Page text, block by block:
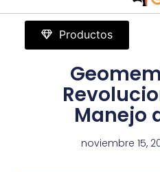
Productos
Manejo
noviembre 15,